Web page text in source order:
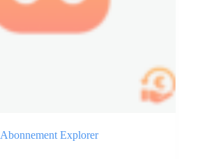
Abonnement Explorer